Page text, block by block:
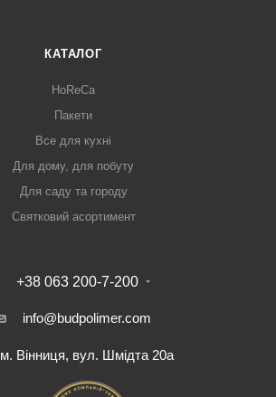
КАТАЛОГ
HoReCa
Пакети
Все для кухні
Для дому, для побуту
Для саду та городу
Святковий асортимент
+38 063 200-7-200
info@budpolimer.com
м. Вінниця, вул. Шмідта 20а